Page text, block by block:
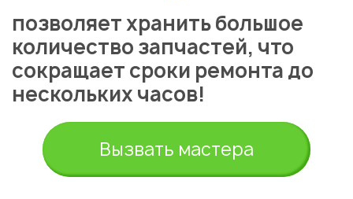
позволяет хранить большое
количество запчастей, что
сокращает сроки ремонта до
нескольких часов!
Вызвать мастера